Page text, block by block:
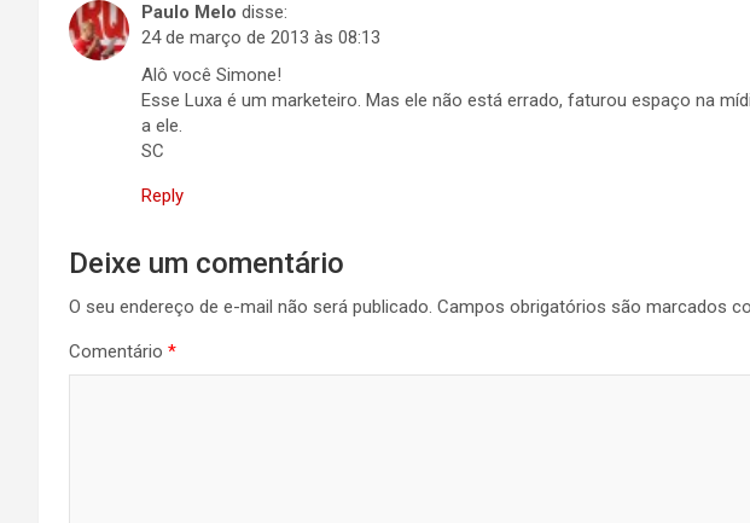
Paulo Melo disse:
24 de março de 2013 às 08:13
Alô você Simone!
Esse Luxa é um marketeiro. Mas ele não está errado, faturou espaço na
a ele.
SC
Reply
Deixe um comentário
O seu endereço de e-mail não será publicado. Campos obrigatórios são marcados
Comentário *